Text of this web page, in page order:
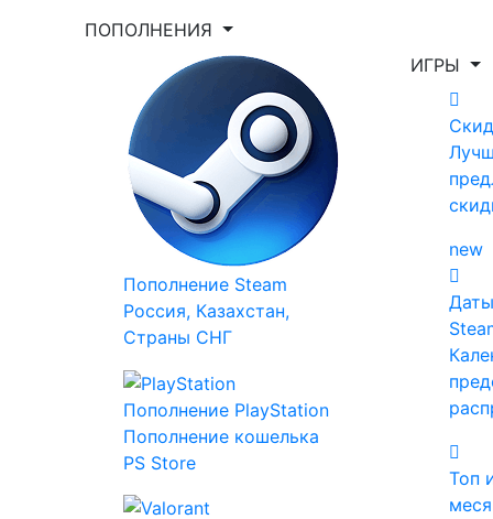
ПОПОЛНЕНИЯ
Пополнение Steam
Россия, Казахстан,
Страны СНГ
Пополнение PlayStation
Пополнение кошелька
PS Store
ИГРЫ
new
Топ
Укажи игру для поиска лучшей цены
Введите как минимум 2 буквы
Главная
Все игры
Bloodsports.TV 5 Pack
Bloodsports.TV 5
Pack